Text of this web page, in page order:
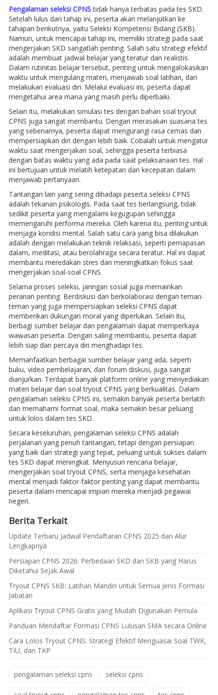
Pengalaman seleksi CPNStidak hanya terbatas pada tes SKD.
Setelah lulus dari tahap ini, peserta akan melanjutkan ke
tahapan berikutnya, yaitu Seleksi Kompetensi Bidang (SKB).
Namun, untuk mencapai tahap ini, memiliki strategi pada saat
mengerjakan SKD sangatlah penting. Salah satu strategi efektif
adalah membuat jadwal belajar yang teratur dan realistis.
Dalam rutinitas belajar tersebut, penting untuk mengalokasikan
waktu untuk mengulang materi, menjawab soal latihan, dan
melakukan evaluasi diri. Melalui evaluasi ini, peserta dapat
mengetahui area mana yang masih perlu diperbaiki.
Selain itu, melakukan simulasi tes dengan bahan soal tryout
CPNS juga sangat membantu. Dengan merasakan suasana tes
yang sebenarnya, peserta dapat mengurangi rasa cemas dan
mempersiapkan diri dengan lebih baik. Cobalah untuk mengatur
waktu saat mengerjakan soal, sehingga peserta terbiasa
dengan batas waktu yang ada pada saat pelaksanaan tes. Hal
ini bertujuan untuk melatih ketepatan dan kecepatan dalam
menjawab pertanyaan.
Tantangan lain yang sering dihadapi peserta seleksi CPNS
adalah tekanan psikologis. Pada saat tes berlangsung, tidak
sedikit peserta yang mengalami kegugupan sehingga
memengaruhi performa mereka. Oleh karena itu, penting untuk
menjaga kondisi mental. Salah satu cara yang bisa dilakukan
adalah dengan melakukan teknik relaksasi, seperti pernapasan
dalam, meditasi, atau berolahraga secara teratur. Hal ini dapat
membantu meredakan stres dan meningkatkan fokus saat
mengerjakan soal-soal CPNS.
Selama proses seleksi, jaringan sosial juga memainkan
peranan penting. Berdiskusi dan berkolaborasi dengan teman-
teman yang juga mempersiapkan seleksi CPNS dapat
memberikan dukungan moral yang diperlukan. Selain itu,
berbagi sumber belajar dan pengalaman dapat memperkaya
wawasan peserta. Dengan saling membantu, peserta dapat
lebih siap dan percaya diri menghadapi tes.
Memanfaatkan berbagai sumber belajar yang ada, seperti
buku, video pembelajaran, dan forum diskusi, juga sangat
dianjurkan. Terdapat banyak platform online yang menyediakan
materi belajar dan soal tryout CPNS yang berkualitas. Dalam
pengalaman seleksi CPNS ini, semakin banyak peserta berlatih
dan memahami format soal, maka semakin besar peluang
untuk lolos dalam tes SKD.
Secara keseluruhan, pengalaman seleksi CPNS adalah
perjalanan yang penuh tantangan, tetapi dengan persiapan
yang baik dan strategi yang tepat, peluang untuk sukses dalam
tes SKD dapat meningkat. Menyusun rencana belajar,
mengerjakan soal tryout CPNS, serta menjaga kesehatan
mental menjadi faktor-faktor penting yang dapat membantu
peserta dalam mencapai impian mereka menjadi pegawai
negeri.
Berita Terkait
Update Terbaru Jadwal Pendaftaran CPNS 2025 dan Alur
Lengkapnya
Persiapan CPNS 2026: Perbedaan SKD dan SKB yang Harus
Diketahui Sejak Awal
Tryout CPNS SKB: Latihan Mandiri untuk Semua Jenis Formasi
Jabatan
Aplikasi Tryout CPNS Gratis yang Mudah Digunakan Pemula
Panduan Mendaftar Formasi CPNS Lulusan SMA secara Online
Cara Lolos Tryout CPNS: Strategi Efektif Menguasai Soal TWK,
TIU, dan TKP
pengalaman seleksi cpns seleksi cpns